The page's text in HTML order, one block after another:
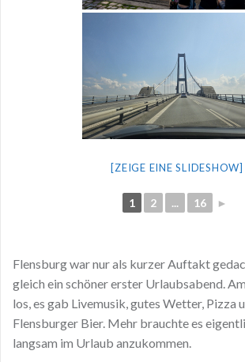
[ZEIGE EINE SLIDESHOW]
1 2 ... 16 ►
Flensburg war nur als kurzer Auftakt
gleich ein schöner erster Urlaubsabend.
los, es gab Livemusik, gutes Wetter, Pizza
Flensburger Bier. Mehr brauchte es
langsam im Urlaub anzukommen.